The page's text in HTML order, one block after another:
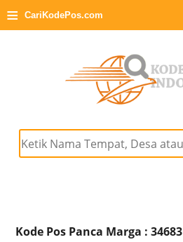
≡ CariKodePos.com
Kode Pos Panca Marga : 34683